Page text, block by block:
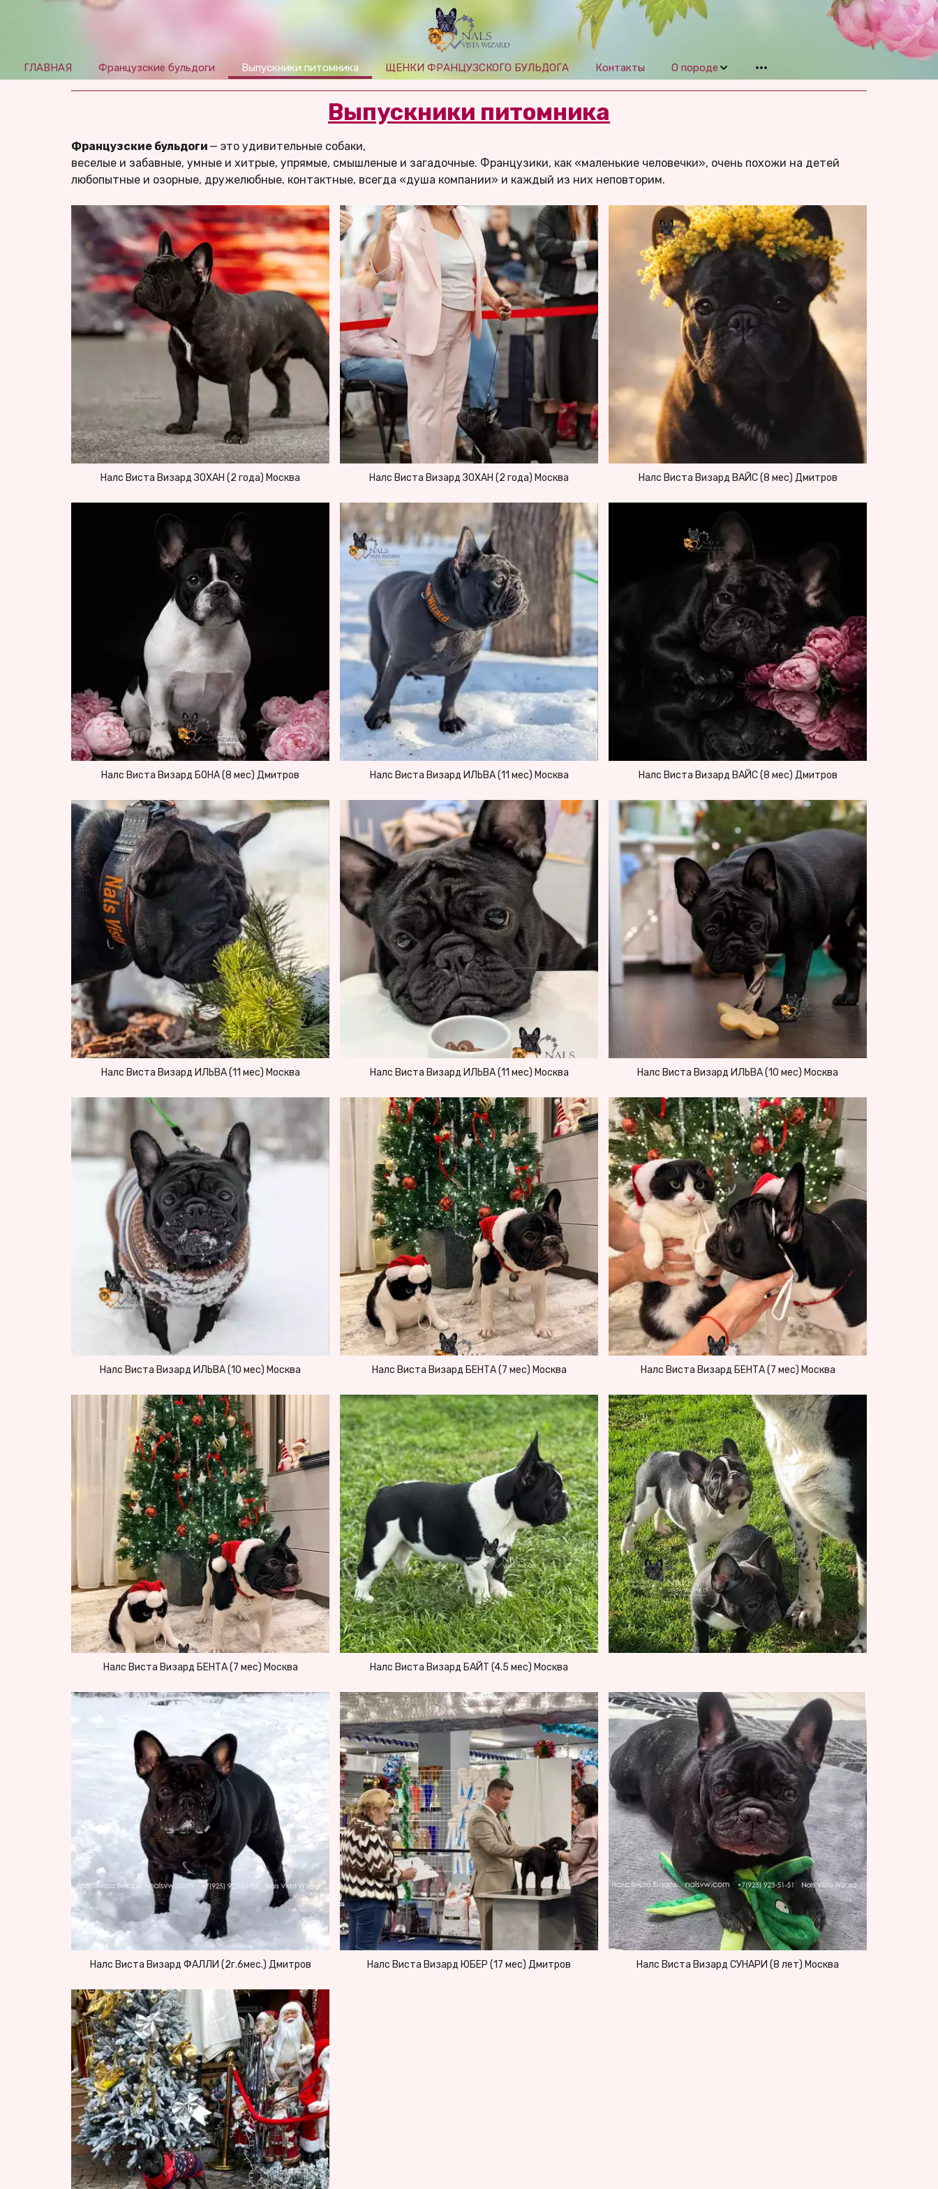
ГЛАВНАЯ Французские бульдоги Выпускники питомника ЩЕНКИ ФРАНЦУЗСКОГО БУЛЬДОГА Контакты О породе
Выпускники питомника
Французские бульдоги — это удивительные собаки,
веселые и забавные, умные и хитрые, упрямые, смышленые и загадочные. Французики, как «маленькие человечки», очень похожи на детей
любопытные и озорные, дружелюбные, контактные, всегда «душа компании» и каждый из них неповторим.
Налс Виста Визард ЗОХАН (2 года) Москва Налс Виста Визард ЗОХАН (2 года) Москва Налс Виста Визард ВАЙС (8 мес) Дмитров
Налс Виста Визард БОНА (8 мес) Дмитров Налс Виста Визард ИЛЬВА (11 мес) Москва Налс Виста Визард ВАЙС (8 мес) Дмитров
Налс Виста Визард ИЛЬВА (11 мес) Москва Налс Виста Визард ИЛЬВА (11 мес) Москва Налс Виста Визард ИЛЬВА (10 мес) Москва
Налс Виста Визард ИЛЬВА (10 мес) Москва Налс Виста Визард БЕНТА (7 мес) Москва Налс Виста Визард БЕНТА (7 мес) Москва
Налс Виста Визард БЕНТА (7 мес) Москва Налс Виста Визард БАЙТ (4.5 мес) Москва
Налс Виста Визард ФАЛЛИ (2г.6мес.) Дмитров Налс Виста Визард ЮБЕР (17 мес) Дмитров Налс Виста Визард СУНАРИ (8 лет) Москва